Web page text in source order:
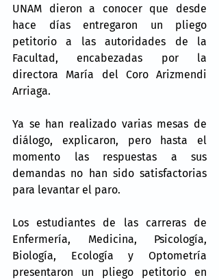
UNAM dieron a conocer que desde
hace días entregaron un pliego
petitorio a las autoridades de la
Facultad, encabezadas por la
directora María del Coro Arizmendi
Arriaga.
Ya se han realizado varias mesas de
diálogo, explicaron, pero hasta el
momento las respuestas a sus
demandas no han sido satisfactorias
para levantar el paro.
Los estudiantes de las carreras de
Enfermería, Medicina, Psicología,
Biología, Ecología y Optometría
presentaron un pliego petitorio en